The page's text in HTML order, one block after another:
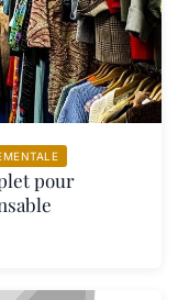
pour